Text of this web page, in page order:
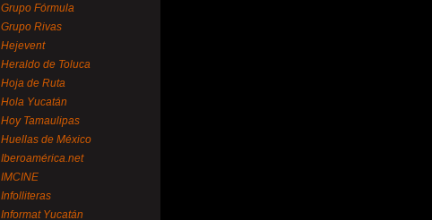
Grupo Fórmula
Grupo Rivas
Hejevent
Heraldo de Toluca
Hoja de Ruta
Hola Yucatán
Hoy Tamaulipas
Huellas de México
Iberoamérica.net
IMCINE
Infolliteras
Informat Yucatán